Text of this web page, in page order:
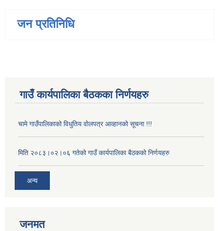
जन प्रतिनिधि
गाउँ कार्यपालिका बैठकका निर्णयहरु
चामे गाउँपालिकाको विधुतिय वोलपत्र आव्हानको सूचना !!!
मिति २०८३।०२।०६ गतेको गाउँ कार्यपालिका बैठकको निर्णयहरु
अन्य
जनमत